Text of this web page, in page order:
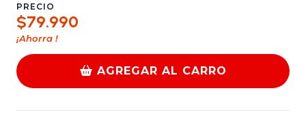
PRECIO
$79.990
¡Ahorra !
AGREGAR AL CARRO